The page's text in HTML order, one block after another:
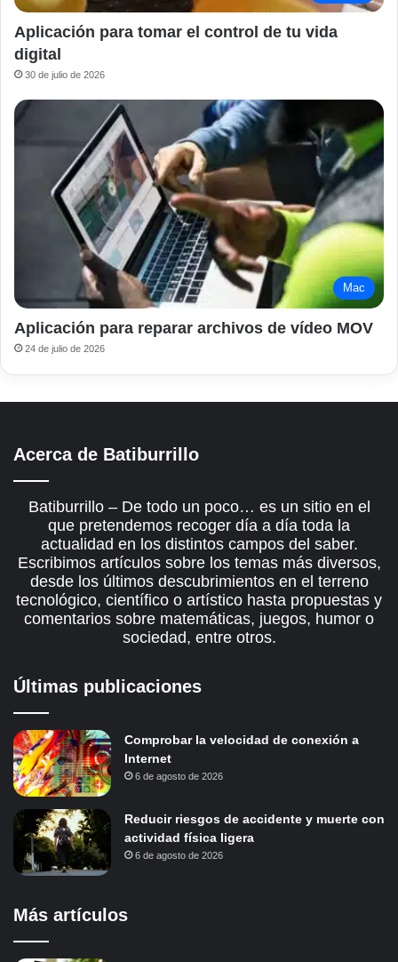
Aplicación para tomar el control de tu vida
digital
30 de julio de 2026
Mac
Aplicación para reparar archivos de vídeo MOV
24 de julio de 2026
Acerca de Batiburrillo
Batiburrillo – De todo un poco… es un sitio en el
que pretendemos recoger día a día toda la
actualidad en los distintos campos del saber.
Escribimos artículos sobre los temas más diversos,
desde los últimos descubrimientos en el terreno
tecnológico, científico o artístico hasta propuestas y
comentarios sobre matemáticas, juegos, humor o
sociedad, entre otros.
Últimas publicaciones
Comprobar la velocidad de conexión a
Internet
6 de agosto de 2026
Reducir riesgos de accidente y muerte con
actividad física ligera
6 de agosto de 2026
Más artículos